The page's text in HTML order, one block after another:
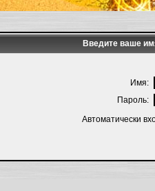
Введите ваше
Имя:
Пароль:
Автоматически